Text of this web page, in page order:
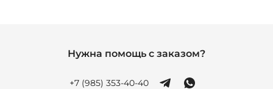
Нужна помощь с заказом?
+7 (985) 353-40-40